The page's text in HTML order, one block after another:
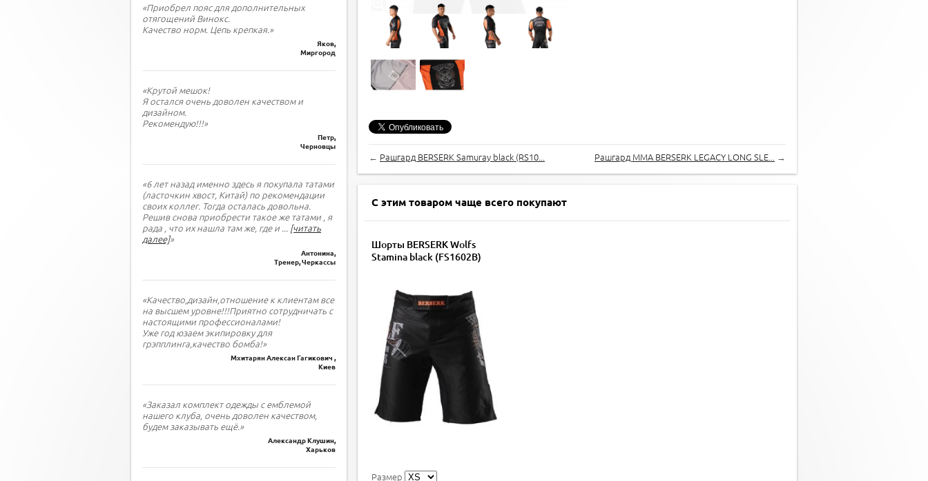
«Приобрел пояс для дополнительных
отягощений Винокс.
Качество норм. Цепь крепкая.»
Яков,
Миргород
«Крутой мешок!
Я остался очень доволен качеством и
дизайном.
Рекомендую!!!»
Петр,
Черновцы
«6 лет назад именно здесь я покупала татами
(ласточкин хвост, Китай) по рекомендации
своих коллег. Тогда осталась довольна.
Решив снова приобрести такое же татами , я
рада , что их нашла там же, где и ... [читать
далее]»
Антонина,
Тренер, Черкассы
«Качество,дизайн,отношение к клиентам все
на высшем уровне!!!Приятно сотрудничать с
настоящими профессионалами!
Уже год юзаем экипировку для
грэпплинга,качество бомба!»
Мхитарян Алексан Гагикович ,
Киев
«Заказал комплект одежды с емблемой
нашего клуба, очень доволен качеством,
будем заказывать ещё.»
Александр Клушин,
Харьков
← Рашгард BERSERK Samuray black (RS10... Рашгард MMA BERSERK LEGACY LONG SLE... →
С этим товаром чаще всего покупают
Шорты BERSERK Wolfs
Stamina black (FS1602B)
Размер